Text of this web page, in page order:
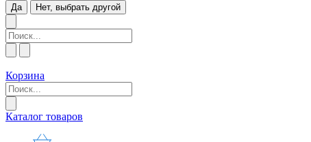
Да Нет, выбрать другой
Корзина
Каталог товаров